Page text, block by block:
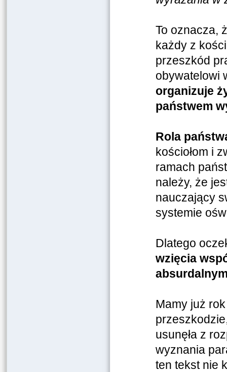
To oznacza,
każdy z
przeszkód
obywatelowi
organizuje
państwem
Rola
kościołom i
ramach
należy, że
nauczający
systemie
Dlatego
wzięcia
Mamy już
usunęła z
wyznania
ten tekst nie